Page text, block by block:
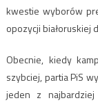
kwestie wyborów
opozycji białoruskiej
Obecnie, kiedy
szybciej, partia PiS
jeden z